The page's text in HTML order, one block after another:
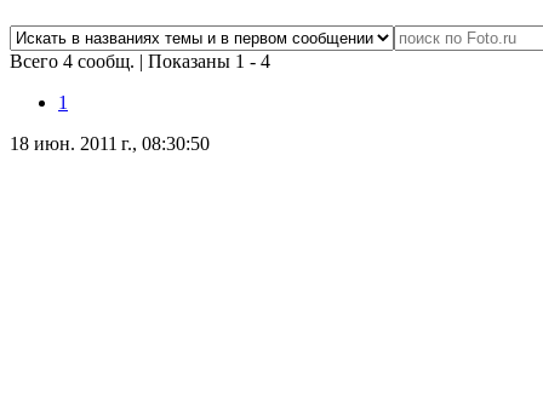
Всего 4 сообщ. | Показаны 1 - 4
1
18 июн. 2011 г., 08:30:50